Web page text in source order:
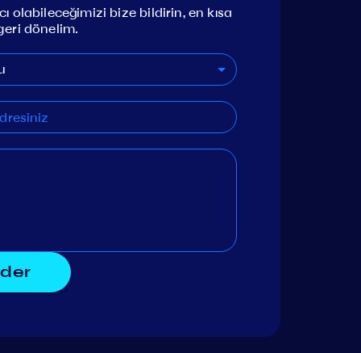
olabileceğimizi bize bildirin, en kısa
dönelim.